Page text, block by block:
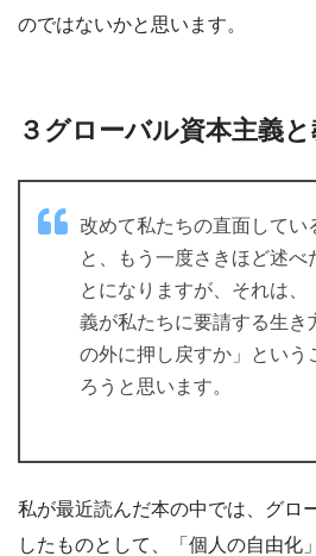
のではないかと思います。
３グローバル資本主義
改めて私たちの直面してい
と、もう一度さきほど述べ
とになりますが、それは、
義が私たちに要請する生き
の外に押し戻すか」という
ろうと思います。
私が最近読んだ本の中では、グロ
したものとして、「個人の自由化